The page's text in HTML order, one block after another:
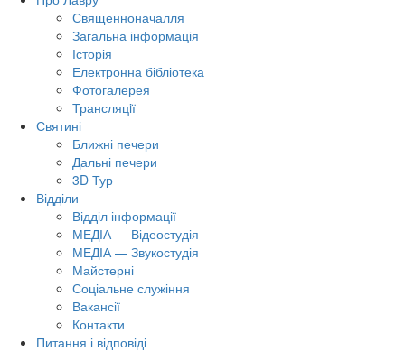
Священноначалля
Загальна інформація
Історія
Електронна бібліотека
Фотогалерея
Трансляцiї
Святині
Ближні печери
Дальні печери
3D Тур
Відділи
Відділ інформації
МЕДІА — Відеостудія
МЕДІА — Звукостудія
Майстерні
Соціальне служіння
Вакансії
Контакти
Питання і відповіді